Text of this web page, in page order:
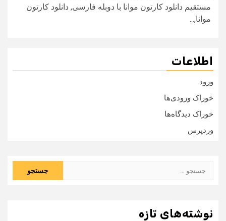
مستقیم دانلود کارتون موانا با دوبله فارسی, دانلود کارتون
موانا,...
اطلاعات
ورود
خوراک ورودی‌ها
خوراک دیدگاه‌ها
وردپرس
نوشته‌های تازه